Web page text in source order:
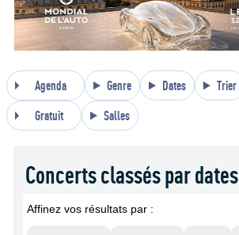
Agenda Genre Dates Trier
Gratuit Salles
Concerts classés par dates
Affinez vos résultats par :